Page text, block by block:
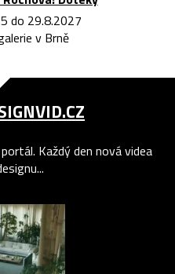
do 29.8.2027
v Brně
Každý den nová videa